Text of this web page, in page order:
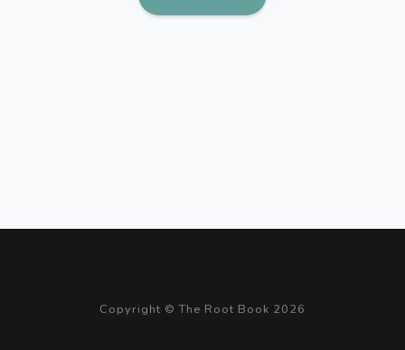
Copyright © The Root Book 2026